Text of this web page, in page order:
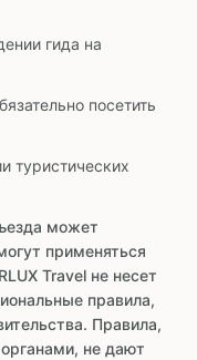
гида на
посетить
туристических
может
применяться
Travel не несет
правила,
Правила,
не дают